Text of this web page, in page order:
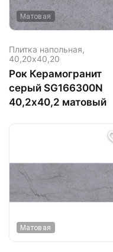
Матовая
Плитка напольная,
40,20х40,20
Рок Керамогранит
серый SG166300N
40,2х40,2 матовый
Матовая